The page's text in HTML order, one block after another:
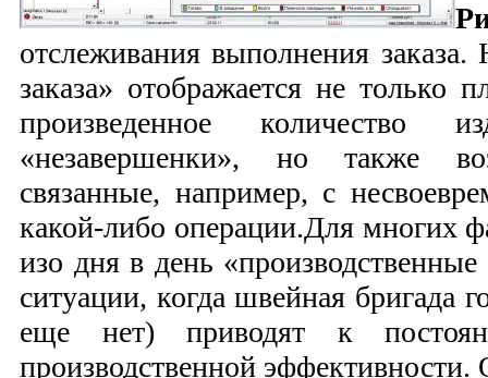
отслеживания выполнения
заказа» отображается не только
произведенное количество
«незавершенки», но также
связанные, например, с
какой-либо операции.Для многих
изо дня в день
ситуации, когда швейная бригада
еще нет) приводят к
производственной